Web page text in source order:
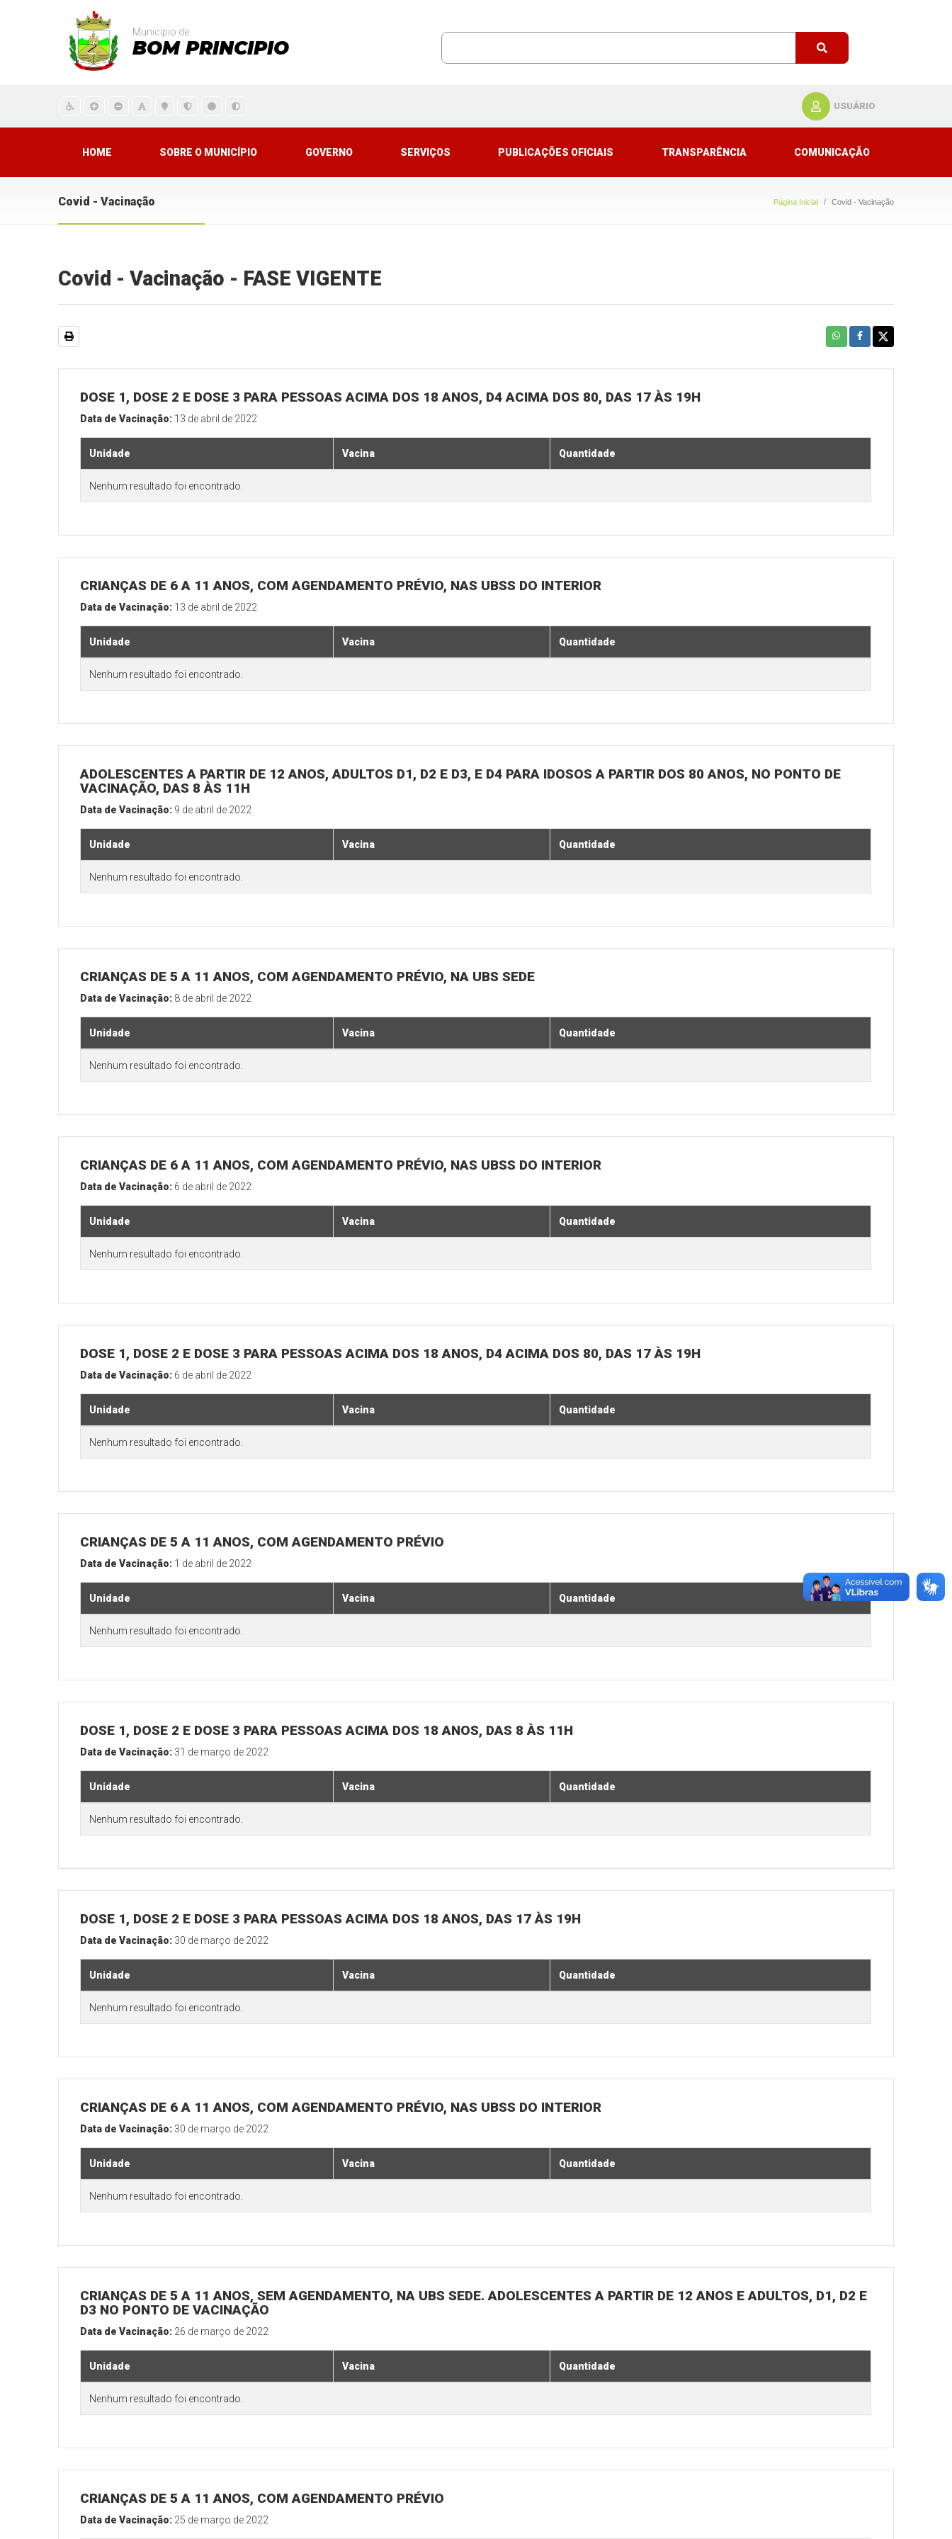
Município de
BOM PRINCIPIO
USUÁRIO
HOME SOBRE O MUNICÍPIO GOVERNO SERVIÇOS PUBLICAÇÕES OFICIAIS TRANSPARÊNCIA COMUNICAÇÃO
Covid - Vacinação Página Inicial Covid - Vacinação
Covid - Vacinação - FASE VIGENTE
DOSE 1, DOSE 2 E DOSE 3 PARA PESSOAS ACIMA DOS 18 ANOS, D4 ACIMA DOS 80, DAS 17 ÀS 19H
Data de Vacinação: 13 de abril de 2022
Unidade Vacina Quantidade
Nenhum resultado foi encontrado.
CRIANÇAS DE 6 A 11 ANOS, COM AGENDAMENTO PRÉVIO, NAS UBSS DO INTERIOR
Data de Vacinação: 13 de abril de 2022
Unidade Vacina Quantidade
Nenhum resultado foi encontrado.
ADOLESCENTES A PARTIR DE 12 ANOS, ADULTOS D1, D2 E D3, E D4 PARA IDOSOS A PARTIR DOS 80 ANOS, NO PONTO DE
VACINAÇÃO, DAS 8 ÀS 11H
Data de Vacinação: 9 de abril de 2022
Unidade Vacina Quantidade
Nenhum resultado foi encontrado.
CRIANÇAS DE 5 A 11 ANOS, COM AGENDAMENTO PRÉVIO, NA UBS SEDE
Data de Vacinação: 8 de abril de 2022
Unidade Vacina Quantidade
Nenhum resultado foi encontrado.
CRIANÇAS DE 6 A 11 ANOS, COM AGENDAMENTO PRÉVIO, NAS UBSS DO INTERIOR
Data de Vacinação: 6 de abril de 2022
Unidade Vacina Quantidade
Nenhum resultado foi encontrado.
DOSE 1, DOSE 2 E DOSE 3 PARA PESSOAS ACIMA DOS 18 ANOS, D4 ACIMA DOS 80, DAS 17 ÀS 19H
Data de Vacinação: 6 de abril de 2022
Unidade Vacina Quantidade
Nenhum resultado foi encontrado.
CRIANÇAS DE 5 A 11 ANOS, COM AGENDAMENTO PRÉVIO
Data de Vacinação: 1 de abril de 2022
Unidade Vacina Quantidade
Nenhum resultado foi encontrado.
DOSE 1, DOSE 2 E DOSE 3 PARA PESSOAS ACIMA DOS 18 ANOS, DAS 8 ÀS 11H
Data de Vacinação: 31 de março de 2022
Unidade Vacina Quantidade
Nenhum resultado foi encontrado.
DOSE 1, DOSE 2 E DOSE 3 PARA PESSOAS ACIMA DOS 18 ANOS, DAS 17 ÀS 19H
Data de Vacinação: 30 de março de 2022
Unidade Vacina Quantidade
Nenhum resultado foi encontrado.
CRIANÇAS DE 6 A 11 ANOS, COM AGENDAMENTO PRÉVIO, NAS UBSS DO INTERIOR
Data de Vacinação: 30 de março de 2022
Unidade Vacina Quantidade
Nenhum resultado foi encontrado.
CRIANÇAS DE 5 A 11 ANOS, SEM AGENDAMENTO, NA UBS SEDE. ADOLESCENTES A PARTIR DE 12 ANOS E ADULTOS, D1, D2 E
D3 NO PONTO DE VACINAÇÃO
Data de Vacinação: 26 de março de 2022
Unidade Vacina Quantidade
Nenhum resultado foi encontrado.
CRIANÇAS DE 5 A 11 ANOS, COM AGENDAMENTO PRÉVIO
Data de Vacinação: 25 de março de 2022